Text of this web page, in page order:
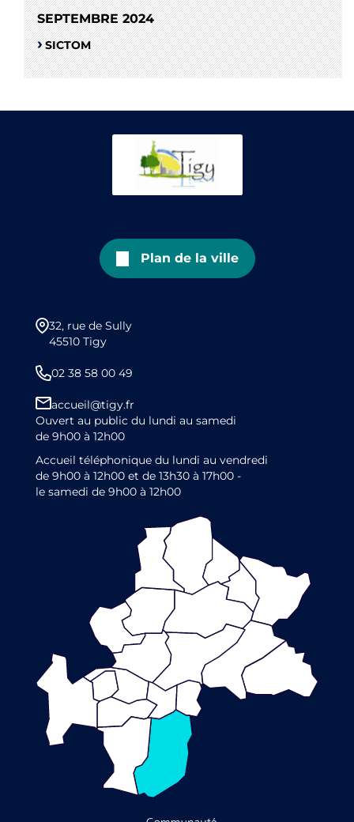
SEPTEMBRE 2024
SICTOM
Plan de la ville
32, rue de Sully
45510 Tigy
02 38 58 00 49
accueil@tigy.fr
Ouvert au public du lundi au samedi
de 9h00 à 12h00
Accueil téléphonique du lundi au vendredi
de 9h00 à 12h00 et de 13h30 à 17h00 -
le samedi de 9h00 à 12h00